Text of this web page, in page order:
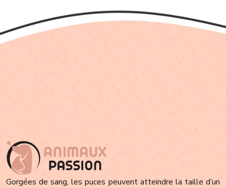
Gorgées de sang, les puces peuvent atteindre la taille d’un